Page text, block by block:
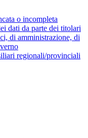
o incompleta
dati da parte dei titolari
di amministrazione, di
regionali/provinciali